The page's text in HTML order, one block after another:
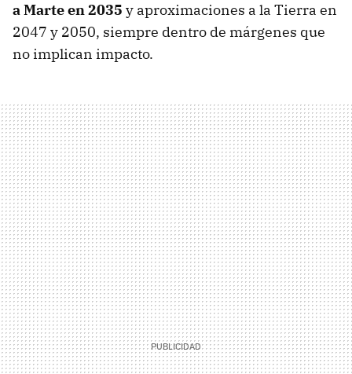
a Marte en 2035 y aproximaciones a la Tierra en
2047 y 2050, siempre dentro de márgenes que
no implican impacto.